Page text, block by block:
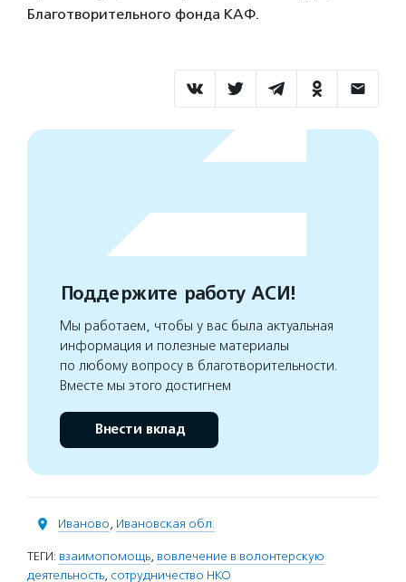
Благотворительного фонда КАФ.
Поддержите работу АСИ!
Мы работаем, чтобы у вас была актуальная
информация и полезные материалы
по любому вопросу в благотворительности.
Вместе мы этого достигнем
Внести вклад
Иваново, Ивановская обл.
ТЕГИ: взаимопомощь, вовлечение в волонтерскую
деятельность, сотрудничество НКО